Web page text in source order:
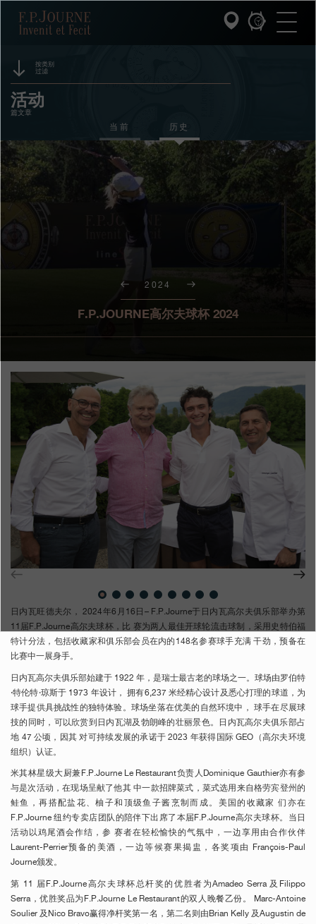
F.P.Journe
INVENIT ET FECIT (发明与制造)
F.P.JOURNE的世界
PATRIMOINE服务
专卖店
产品目录
联系方式
Search
搜索
简体中文 FRANÇAIS ENGLISH 日本語
按类别
过滤
赞助
展览
拍卖
活动
篇文章
当前 历史
2024
F.P.JOURNE高尔夫球杯 2024
日内瓦旺德夫尔， 2024年6月16日– F.P.Journe于日内瓦高尔夫俱乐部举办第
11届F.P.Journe高尔夫球杯，比 赛为两人最佳开球轮流击球制，采用史特伯福
特计分法，包括收藏家和俱乐部会员在内的148名参赛球手充满 干劲，预备在
比赛中一展身手。
日内瓦高尔夫俱乐部始建于 1922 年，是瑞士最古老的球场之一。球场由罗伯特
·特伦特·琼斯于 1973 年设计， 拥有6,237 米经精心设计及悉心打理的球道，为
球手提供具挑战性的独特体验。球场坐落在优美的自然环境中， 球手在尽展球
技的同时，可以欣赏到日内瓦湖及勃朗峰的壮丽景色。日内瓦高尔夫俱乐部占
地 47 公顷，因其 对可持续发展的承诺于 2023 年获得国际 GEO（高尔夫环境
组织）认证。
米其林星级大厨兼F.P.Journe Le Restaurant负责人Dominique Gauthier亦有参
与是次活动，在现场呈献了他其 中一款招牌菜式，菜式选用来自格劳宾登州的
鲑鱼，再搭配盐花、柚子和顶级鱼子酱烹制而成。美国的收藏家 们亦在
F.P.Journe 纽约专卖店团队的陪伴下出席了本届F.P.Journe高尔夫球杯。当日
活动以鸡尾酒会作结，参 赛者在轻松愉快的气氛中，一边享用由合作伙伴
Laurent-Perrier预备的美酒，一边等候赛果揭盅，各奖项由 François-Paul
Journe颁发。
第 11 届F.P.Journe高尔夫球杯总杆奖的优胜者为Amadeo Serra 及Filippo
Serra，优胜奖品为F.P.Journe Le Restaurant的双人晚餐乙份。 Marc-Antoine
Soulier 及Nico Bravo赢得净杆奖第一名，第二名则由Brian Kelly 及Augustin de